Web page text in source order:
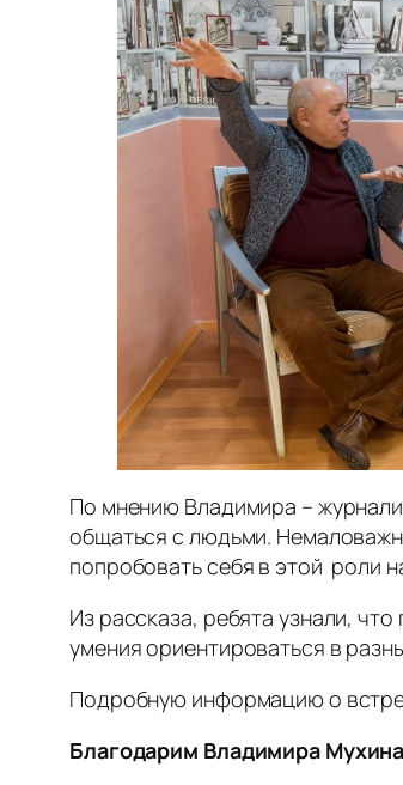
По мнению Владимира –
общаться с людьми.
попробовать себя в этой роли
Из рассказа, ребята узнали,
умения ориентироваться в
Подробную информацию о
Благодарим Владимира